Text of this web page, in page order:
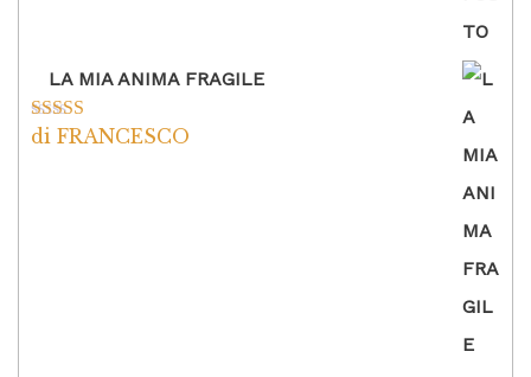
LA MIA ANIMA FRAGILE
Valutato5su
di FRANCESCO